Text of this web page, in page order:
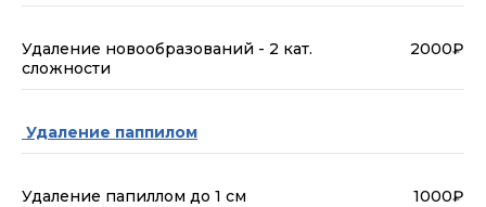
Удаление новообразований - 2 кат.
сложности
2000₽
Удаление паппилом
Удаление папиллом до 1 см 1000₽